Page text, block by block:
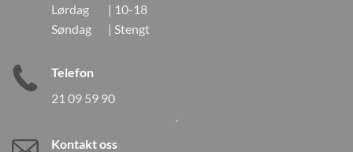
Lørdag | 10-18
Søndag | Stengt
Telefon
21 09 59 90
Kontakt oss